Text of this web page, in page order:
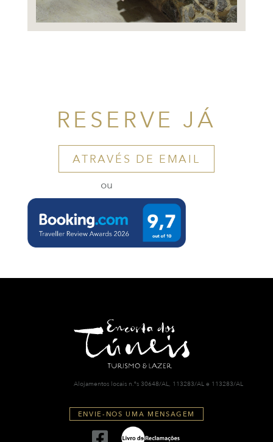
RESERVE JÁ
ATRAVÉS DE EMAIL
ou
Alojamentos locais n.ºs 30648/AL, 113283/AL e 113283/AL
ENVIE-NOS UMA MENSAGEM